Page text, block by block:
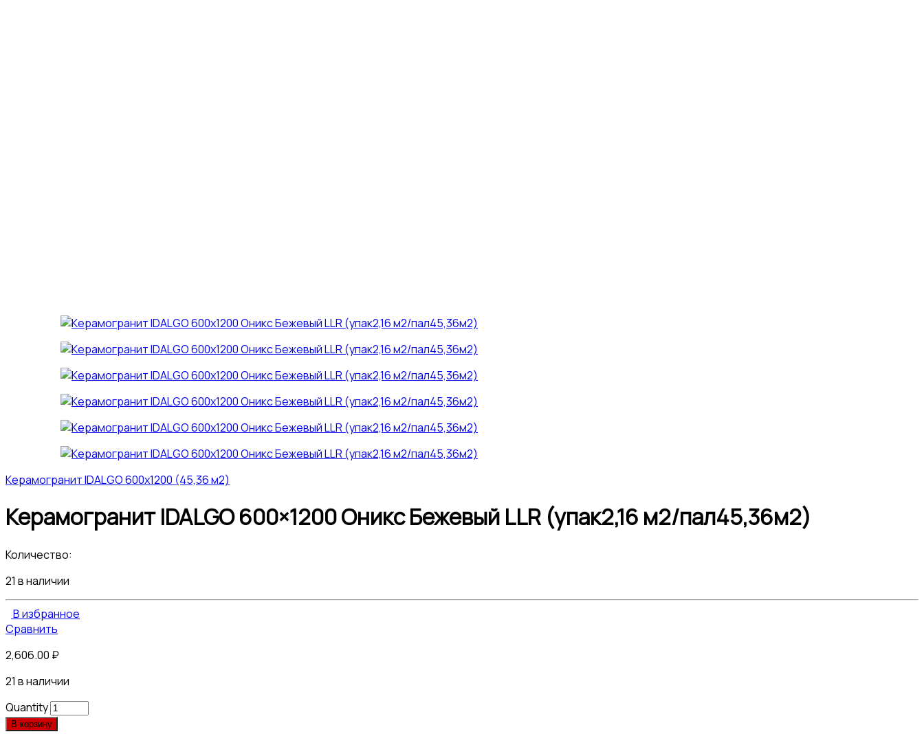
Керамогранит IDALGO 600x1200 (45,36 м2)
Керамогранит IDALGO 600×1200 Оникс Бежевый LLR (упак2,16 м2/пал45,36м2)
Количество:
21 в наличии
В избранное
Сравнить
2,606.00 ₽
21 в наличии
Quantity
В корзину